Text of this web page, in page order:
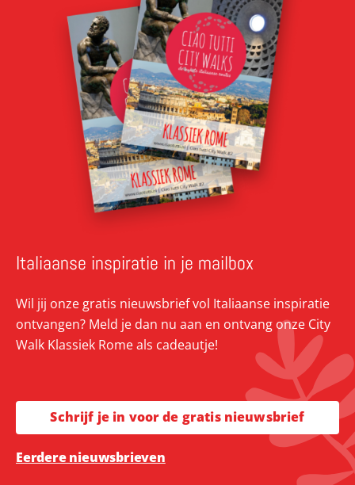
Italiaanse inspiratie in je mailbox
Wil jij onze gratis nieuwsbrief vol Italiaanse inspiratie
ontvangen? Meld je dan nu aan en ontvang onze City
Walk Klassiek Rome als cadeautje!
Schrijf je in voor de gratis nieuwsbrief
Eerdere nieuwsbrieven